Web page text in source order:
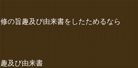
の旨趣及び由来書をしたためるなら
及び由来書